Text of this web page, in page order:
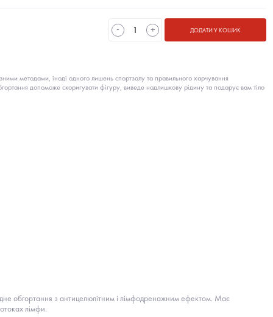
- + ДОДАТИ У КОШИК
методами, іноді одного лишень спортзалу та правильного харчування
допоможе скоригувати фігуру, виведе надлишкову рідину та подарує вам тіло
обгортання з антицелюлітним і лімфодренажним ефектом. Має
лімфи.